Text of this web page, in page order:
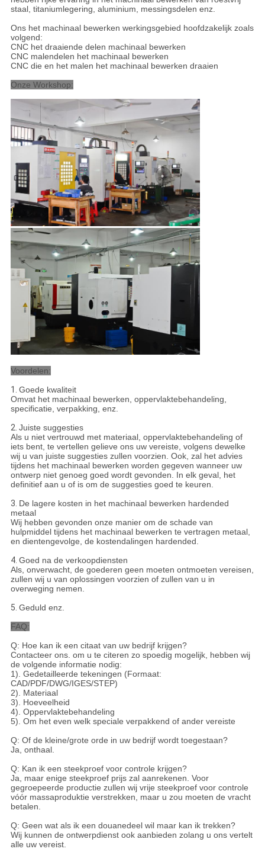
staal, titaniumlegering, aluminium, messingsdelen enz.
Ons het machinaal bewerken werkingsgebied hoofdzakelijk zoals
volgend:
CNC het draaiende delen machinaal bewerken
CNC malendelen het machinaal bewerken
CNC die en het malen het machinaal bewerken draaien
Onze Workshop:
Voordelen:
1. Goede kwaliteit
Omvat het machinaal bewerken, oppervlaktebehandeling,
specificatie, verpakking, enz.
2. Juiste suggesties
Als u niet vertrouwd met materiaal, oppervlaktebehandeling of
iets bent, te vertellen gelieve ons uw vereiste, volgens dewelke
wij u van juiste suggesties zullen voorzien. Ook, zal het advies
tijdens het machinaal bewerken worden gegeven wanneer uw
ontwerp niet genoeg goed wordt gevonden. In elk geval, het
definitief aan u of is om de suggesties goed te keuren.
3. De lagere kosten in het machinaal bewerken hardended
metaal
Wij hebben gevonden onze manier om de schade van
hulpmiddel tijdens het machinaal bewerken te vertragen metaal,
en dientengevolge, de kostendalingen hardended.
4. Goed na de verkoopdiensten
Als, onverwacht, de goederen geen moeten ontmoeten vereisen,
zullen wij u van oplossingen voorzien of zullen van u in
overweging nemen.
5. Geduld enz.
FAQ:
Q: Hoe kan ik een citaat van uw bedrijf krijgen?
Contacteer ons. om u te citeren zo spoedig mogelijk, hebben wij
de volgende informatie nodig:
1). Gedetailleerde tekeningen (Formaat:
CAD/PDF/DWG/IGES/STEP)
2). Materiaal
3). Hoeveelheid
4). Oppervlaktebehandeling
5). Om het even welk speciale verpakkend of ander vereiste
Q: Of de kleine/grote orde in uw bedrijf wordt toegestaan?
Ja, onthaal.
Q: Kan ik een steekproef voor controle krijgen?
Ja, maar enige steekproef prijs zal aanrekenen. Voor
gegroepeerde productie zullen wij vrije steekproef voor controle
vóór massaproduktie verstrekken, maar u zou moeten de vracht
betalen.
Q: Geen wat als ik een douanedeel wil maar kan ik trekken?
Wij kunnen de ontwerpdienst ook aanbieden zolang u ons vertelt
alle uw vereist.